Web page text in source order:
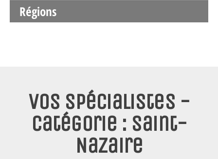
Régions
Vos spécialistes -
Catégorie : Saint-
Nazaire